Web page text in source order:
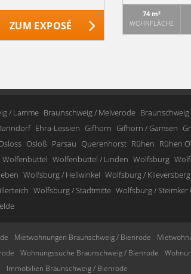
ZUM EXPOSÉ
74 m²
WOHNFLÄCHE
/ Lamme Braunschweig / Melverode
Ehra-Lessien Gifhorn Gifhorn / Gamsen
Osloß Parsau Querenhorst Rühen Rühen
Wolfenbüttel Wolfenbüttel / Linden Wolfsburg
Wolfsburg / Hellwinkel Wolfsburg / Klieversberg
Wolfsburg / Stadtmitte Wolfsburg / Steimker
Mietwohnungen Braunschweig / Bienrode
Wohnungssuche Braunschweig / Bienrode
Immobilien Braunschweig / Bienrode